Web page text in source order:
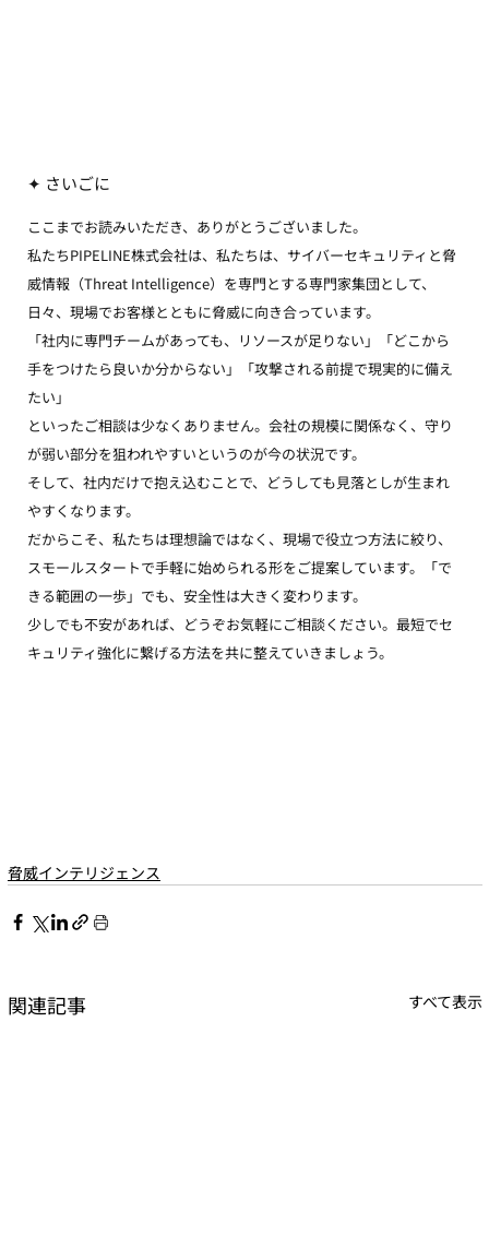
✦ さいごに
ここまでお読みいただき、ありがとうございました。
私たちPIPELINE株式会社は、私たちは、サイバーセキュリティと脅
威情報（Threat Intelligence）を専門とする専門家集団として、
日々、現場でお客様とともに脅威に向き合っています。
「社内に専門チームがあっても、リソースが足りない」「どこから
手をつけたら良いか分からない」「攻撃される前提で現実的に備え
たい」
といったご相談は少なくありません。会社の規模に関係なく、守り
が弱い部分を狙われやすいというのが今の状況です。
そして、社内だけで抱え込むことで、どうしても見落としが生まれ
やすくなります。
だからこそ、私たちは理想論ではなく、現場で役立つ方法に絞り、
スモールスタートで手軽に始められる形をご提案しています。「で
きる範囲の一歩」でも、安全性は大きく変わります。
少しでも不安があれば、どうぞお気軽にご相談ください。最短でセ
キュリティ強化に繋げる方法を共に整えていきましょう。
脅威インテリジェンス
関連記事 すべて表示